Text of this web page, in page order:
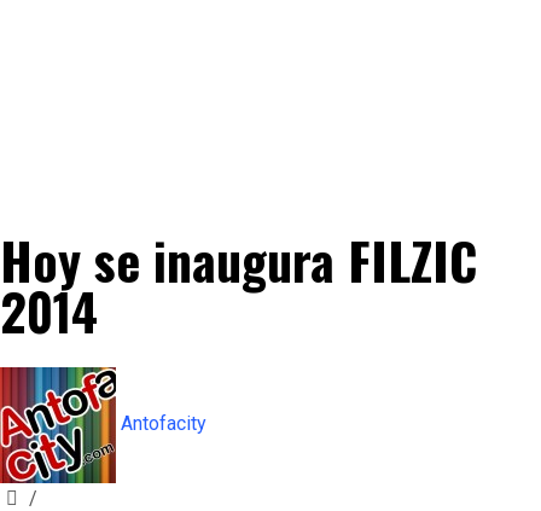
Hoy se inaugura FILZIC
2014
Antofacity
/